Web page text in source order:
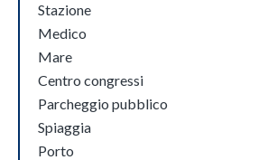
Stazione
Medico
Mare
Centro congressi
Parcheggio pubblico
Spiaggia
Porto